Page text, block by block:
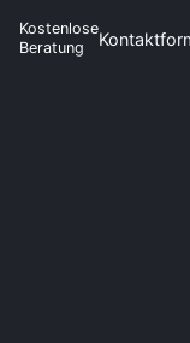
Kostenlose
Beratung